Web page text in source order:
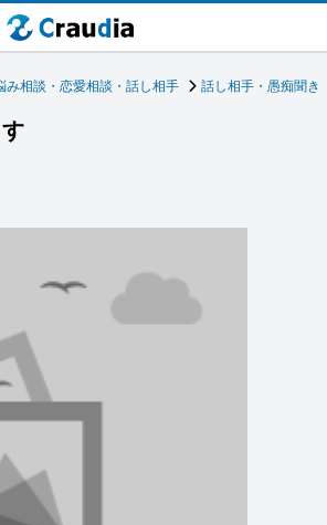
み相談・恋愛相談・話し相手 話し相手・愚痴聞き